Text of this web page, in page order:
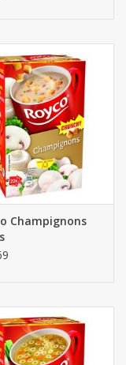
Champignons